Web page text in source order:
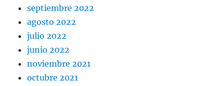
septiembre 2022
agosto 2022
julio 2022
junio 2022
noviembre 2021
octubre 2021